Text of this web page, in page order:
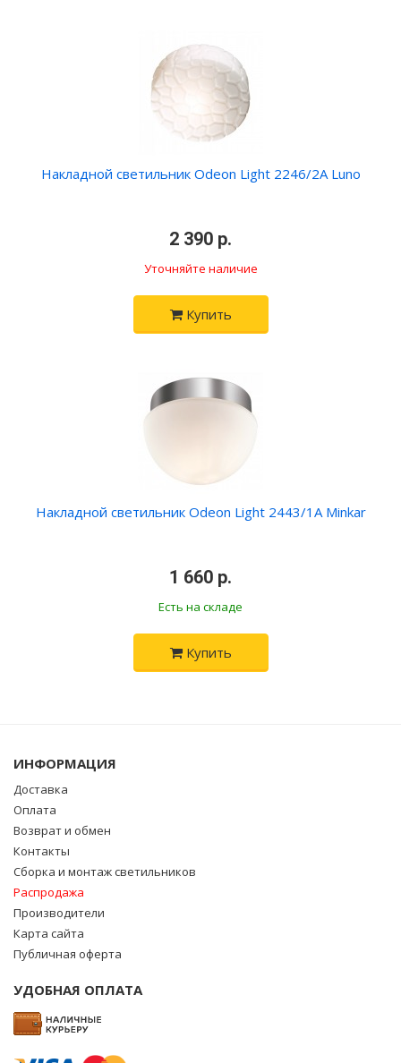
Накладной светильник Odeon Light 2246/2A Luno
2 390 р.
Уточняйте наличие
Купить
Накладной светильник Odeon Light 2443/1A Minkar
1 660 р.
Есть на складе
Купить
ИНФОРМАЦИЯ
Доставка
Оплата
Возврат и обмен
Контакты
Сборка и монтаж светильников
Распродажа
Производители
Карта сайта
Публичная оферта
УДОБНАЯ ОПЛАТА